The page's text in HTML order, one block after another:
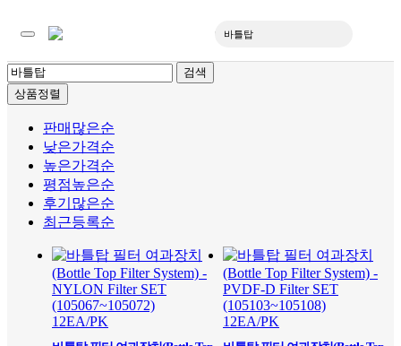
검색
상품정렬
판매많은순
낮은가격순
높은가격순
평점높은순
후기많은순
최근등록순